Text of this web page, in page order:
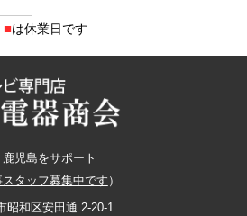
■は休業日です
児島をサポート
タッフ募集中です ）
昭和区安田通 2-20-1